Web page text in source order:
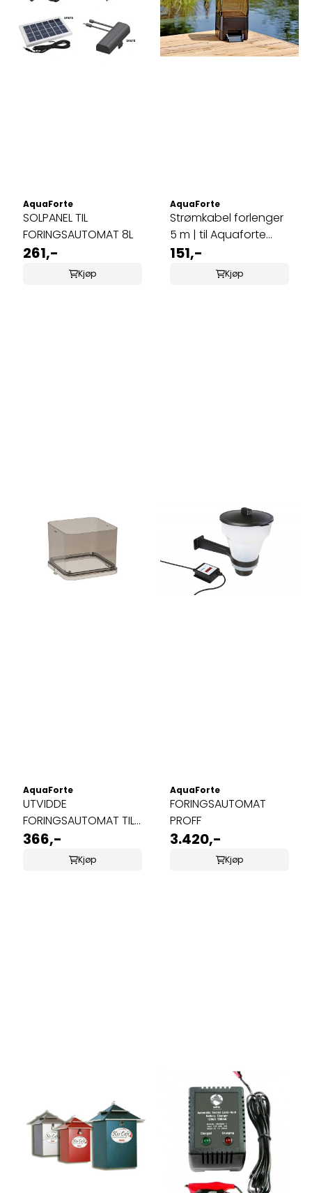
AquaForte
SOLPANEL TIL
FORINGSAUTOMAT 8L
261,-
Kjøp
AquaForte
Strømkabel forlenger
5 m | til Aquaforte
Foringsautomat ...
151,-
Kjøp
AquaForte
UTVIDDE
FORINGSAUTOMAT TIL
15L
366,-
Kjøp
AquaForte
FORINGSAUTOMAT
PROFF
3.420,-
Kjøp